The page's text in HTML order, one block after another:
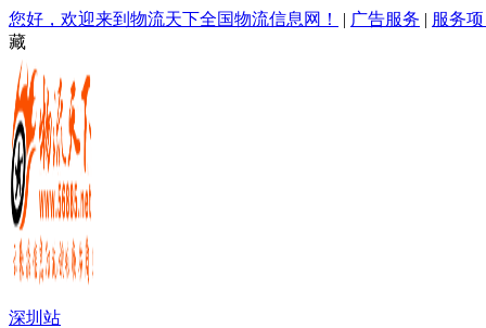
您好，欢迎来到物流天下全国物流信息网！ | 广告服务 | 服务
藏
深圳站